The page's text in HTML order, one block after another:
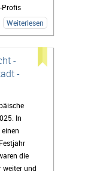
Profis
Weiterlesen
-
-
In
die
weiter und